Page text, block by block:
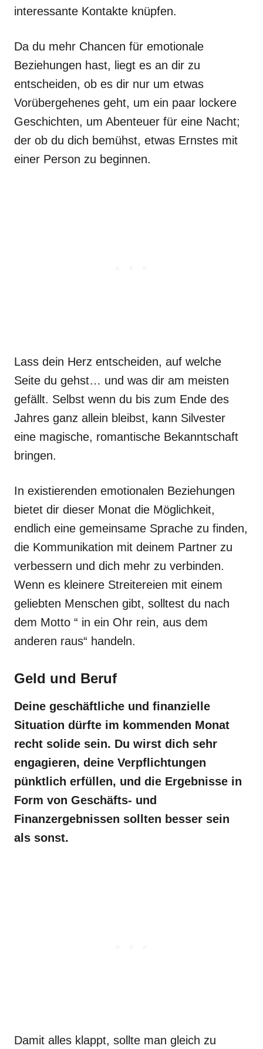
interessante Kontakte knüpfen.
Da du mehr Chancen für emotionale
Beziehungen hast, liegt es an dir zu
entscheiden, ob es dir nur um etwas
Vorübergehenes geht, um ein paar lockere
Geschichten, um Abenteuer für eine Nacht;
der ob du dich bemühst, etwas Ernstes mit
einer Person zu beginnen.
Lass dein Herz entscheiden, auf welche
Seite du gehst… und was dir am meisten
gefällt. Selbst wenn du bis zum Ende des
Jahres ganz allein bleibst, kann Silvester
eine magische, romantische Bekanntschaft
bringen.
In existierenden emotionalen Beziehungen
bietet dir dieser Monat die Möglichkeit,
endlich eine gemeinsame Sprache zu finden,
die Kommunikation mit deinem Partner zu
verbessern und dich mehr zu verbinden.
Wenn es kleinere Streitereien mit einem
geliebten Menschen gibt, solltest du nach
dem Motto “ in ein Ohr rein, aus dem
anderen raus“ handeln.
Geld und Beruf
Deine geschäftliche und finanzielle
Situation dürfte im kommenden Monat
recht solide sein. Du wirst dich sehr
engagieren, deine Verpflichtungen
pünktlich erfüllen, und die Ergebnisse in
Form von Geschäfts- und
Finanzergebnissen sollten besser sein
als sonst.
Damit alles klappt, sollte man gleich zu